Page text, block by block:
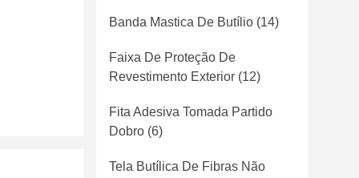
Banda Mastica De Butílio (14)
Faixa De Proteção De
Revestimento Exterior (12)
Fita Adesiva Tomada Partido
Dobro (6)
Tela Butílica De Fibras Não